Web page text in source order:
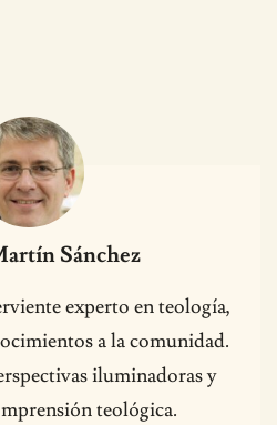
Sánchez
experto en teología,
a la comunidad.
iluminadoras y
teológica.